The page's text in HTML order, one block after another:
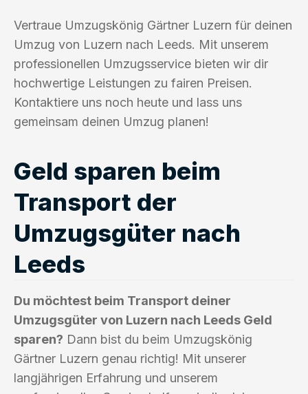
Vertraue Umzugskönig Gärtner Luzern für deinen
Umzug von Luzern nach Leeds. Mit unserem
professionellen Umzugsservice bieten wir dir
hochwertige Leistungen zu fairen Preisen.
Kontaktiere uns noch heute und lass uns
gemeinsam deinen Umzug planen!
Geld sparen beim
Transport der
Umzugsgüter nach
Leeds
Du möchtest beim Transport deiner
Umzugsgüter von Luzern nach Leeds Geld
sparen? Dann bist du beim Umzugskönig
Gärtner Luzern genau richtig! Mit unserer
langjährigen Erfahrung und unserem